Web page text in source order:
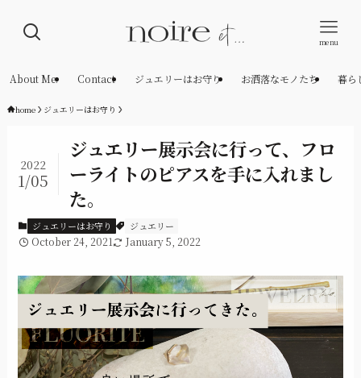
menu
About Me. Contact ジュエリーはお守り お洒落なモノたち 暮ら
home ジュエリーはお守り
ジュエリー展示会に行って、フロ
ーライトのピアスを手に入れまし
た。
2022
1/05
ジュエリーはお守り ジュエリー
October 24, 2021 January 5, 2022